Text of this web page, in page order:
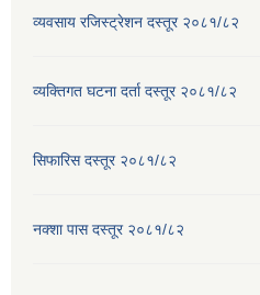
व्यवसाय रजिस्ट्रेशन दस्तूर २०८१/८२
व्यक्तिगत घटना दर्ता दस्तूर २०८१/८२
सिफारिस दस्तूर २०८१/८२
नक्शा पास दस्तूर २०८१/८२